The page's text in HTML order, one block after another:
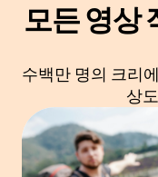
모든 영상
수백만 명의 크리
상